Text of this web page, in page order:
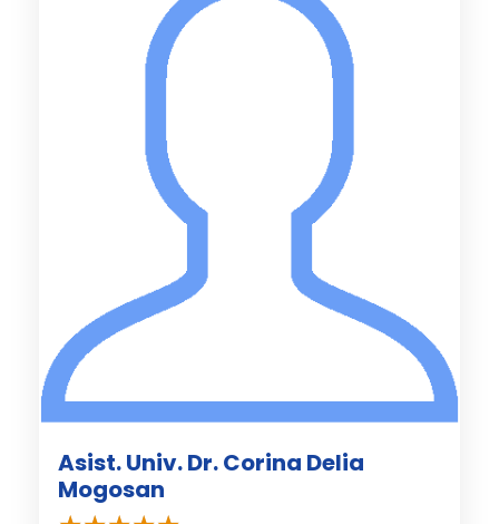
Asist. Univ. Dr. Corina Delia
Mogosan